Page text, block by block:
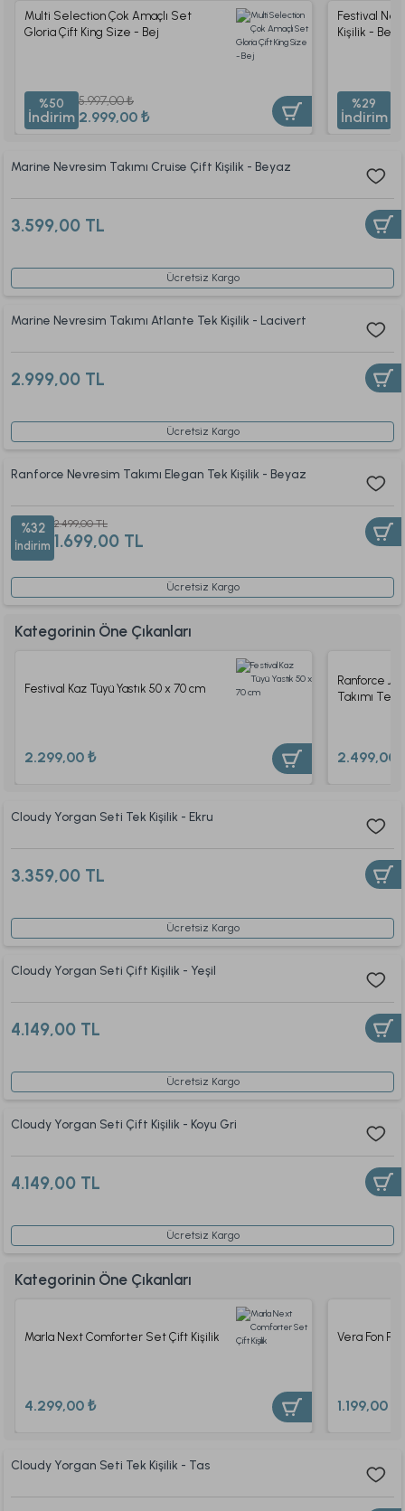
Multi Selection Çok Amaçlı Set
Gloria Çift King Size - Bej
%50
İndirim
5.997,00 ₺
2.999,00 ₺
Festival
Kişilik -
%29
İndirim
Marine Nevresim Takımı Cruise Çift Kişilik - Beyaz
3.599,00 TL
Ücretsiz Kargo
Marine Nevresim Takımı Atlante Tek Kişilik - Lacivert
2.999,00 TL
Ücretsiz Kargo
Ranforce Nevresim Takımı Elegan Tek Kişilik - Beyaz
%32
İndirim
2.499,00 TL
1.699,00 TL
Ücretsiz Kargo
Kategorinin Öne Çıkanları
Festival Kaz Tüyü Yastık 50 x 70 cm
2.299,00 ₺
Ranforce
Takımı Tek
2.499,00
Cloudy Yorgan Seti Tek Kişilik - Ekru
3.359,00 TL
Ücretsiz Kargo
Cloudy Yorgan Seti Çift Kişilik - Yeşil
4.149,00 TL
Ücretsiz Kargo
Cloudy Yorgan Seti Çift Kişilik - Koyu Gri
4.149,00 TL
Ücretsiz Kargo
Kategorinin Öne Çıkanları
Marla Next Comforter Set Çift Kişilik
4.299,00 ₺
Vera Fon
1.199,00 ₺
Cloudy Yorgan Seti Tek Kişilik - Tas